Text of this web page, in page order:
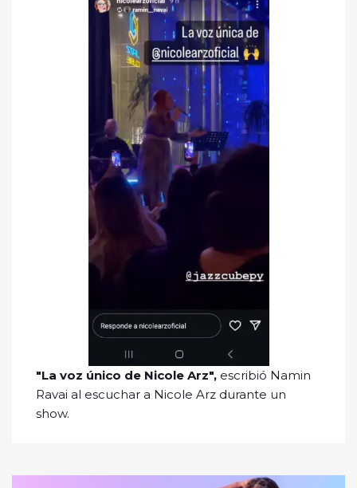
"La voz único de Nicole Arz", escribió Namin
Ravai al escuchar a Nicole Arz durante un
show.